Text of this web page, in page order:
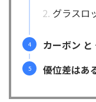
グラスロ
カーボン
優位差はあ